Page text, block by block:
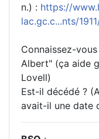
n.) : https://
lac.gc.c...nts/
Connaissez-
Albert" (ça aide
Lovell)
Est-il décédé ?
avait-il une date